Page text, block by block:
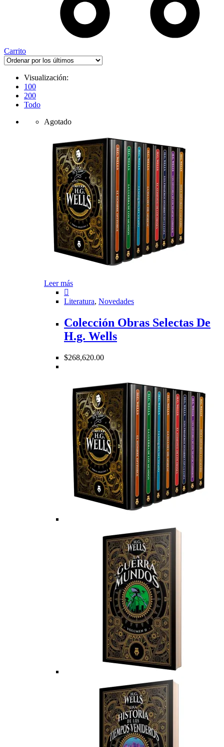
Carrito
Visualización:
100
200
Todo
Agotado
Leer más
Literatura, Novedades
Colección Obras Selectas De
H.g. Wells
$268,620.00